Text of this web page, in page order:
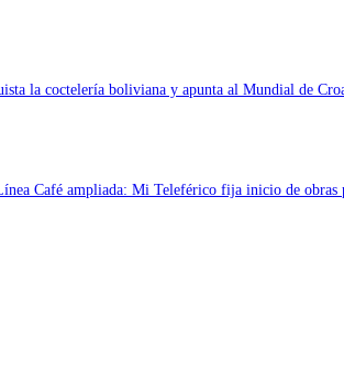
la coctelería boliviana y apunta al Mundial de
Café ampliada: Mi Teleférico fija inicio de obras